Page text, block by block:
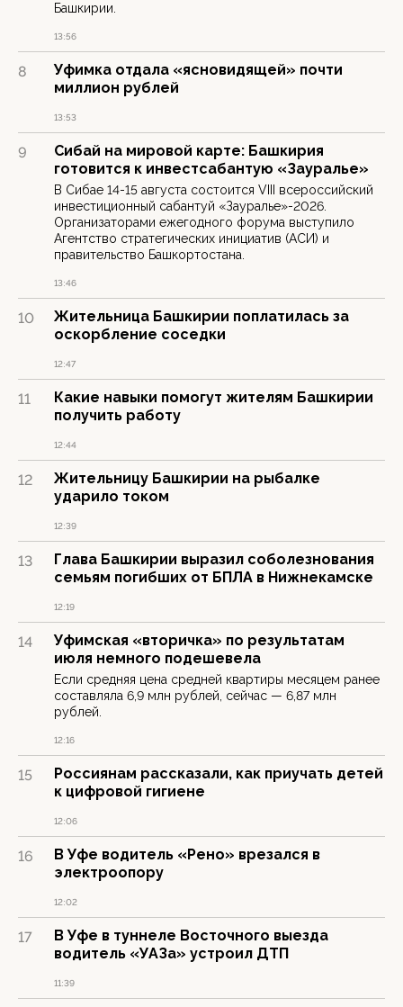
Башкирии.
13:56
8
Уфимка отдала «ясновидящей» почти
миллион рублей
13:53
9
Сибай на мировой карте: Башкирия
готовится к инвестсабантую «Зауралье»
В Сибае 14-15 августа состоится VIII всероссийский
инвестиционный сабантуй «Зауралье»-2026.
Организаторами ежегодного форума выступило
Агентство стратегических инициатив (АСИ) и
правительство Башкортостана.
13:46
10
Жительница Башкирии поплатилась за
оскорбление соседки
12:47
11
Какие навыки помогут жителям Башкирии
получить работу
12:44
12
Жительницу Башкирии на рыбалке
ударило током
12:39
13
Глава Башкирии выразил соболезнования
семьям погибших от БПЛА в Нижнекамске
12:19
14
Уфимская «вторичка» по результатам
июля немного подешевела
Если средняя цена средней квартиры месяцем ранее
составляла 6,9 млн рублей, сейчас — 6,87 млн
рублей.
12:16
15
Россиянам рассказали, как приучать детей
к цифровой гигиене
12:06
16
В Уфе водитель «Рено» врезался в
электроопору
12:02
17
В Уфе в туннеле Восточного выезда
водитель «УАЗа» устроил ДТП
11:39